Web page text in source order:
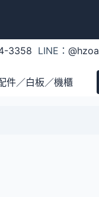
3358 LINE：@hzoa
件／白板／機櫃